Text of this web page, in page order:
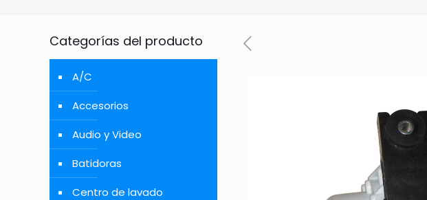
Categorías del producto
A/C
Accesorios
Audio y Video
Batidoras
Centro de lavado